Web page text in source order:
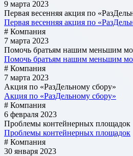
9 марта 2023
Первая весенняя акция по
Первая весенняя акция по
# Компания
7 марта 2023
Помочь братьям нашим меньшим
Помочь братьям нашим меньшим
# Компания
7 марта 2023
Акция по «РазДельному сбору»
Акция по «РазДельному сбору»
# Компания
6 февраля 2023
Проблемы контейнерных площадок
Проблемы контейнерных площадок
# Компания
30 января 2023